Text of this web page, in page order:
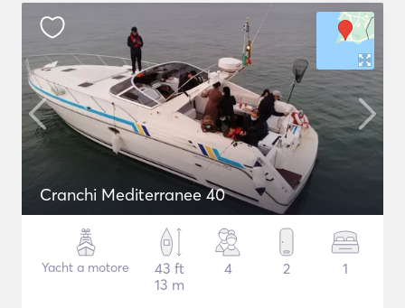
Cranchi Mediterranee 40
Yacht a motore
43 ft
13 m
4 2 1